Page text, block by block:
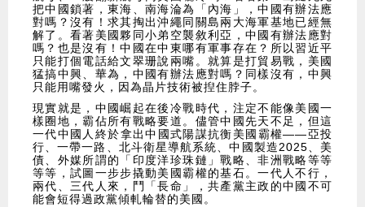
把中國鎖著，東海、南海淪為「內海」，中國有辦法應
對嗎？沒有！求其掏出沖繩同關島兩大海軍基地已經無
解了。看著美國夥同小弟空襲敘利亞，中國有辦法應對
嗎？也是沒有！中國在中東哪有軍事存在？所以習近平
只能打個電話給文翠珊說兩嘴。就算是打貿易戰，美國
猛搞中興、華為，中國有辦法應對嗎？同樣沒有，中興
只能用嘴發火，因為晶片技術被揑住脖子。
現實就是，中國崛起在後冷戰時代，注定不能像美國一
樣圈地，霸佔所有戰略要道。儘管中國先天不足，但這
一代中國人終於拿出中國式陽謀抗衡美國霸權——亞投
行、一帶一路、北斗衛星導航系統、中國製造2025、美
債、外媒所謂的「印度洋珍珠鏈」戰略、非洲戰略等等
等等，試圖一步步撬動美國霸權的基石。一代人不行，
兩代、三代人來，鬥「長命」，共產黨主政的中國不可
能會短得過政黨傾軋輪替的美國。